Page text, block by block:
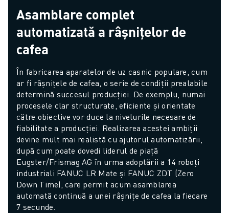
Asamblare complet
automatizată a râșnițelor de
cafea
În fabricarea aparatelor de uz casnic populare, cum
ar fi râșnițele de cafea, o serie de condiții prealabile
determină succesul producției. De exemplu, numai
procesele clar structurate, eficiente și orientate
către obiective vor duce la nivelurile necesare de
fiabilitate a producției. Realizarea acestei ambiții
devine mult mai realistă cu ajutorul automatizării,
după cum poate dovedi liderul de piață
Eugster/Frismag AG în urma adoptării a 14 roboți
industriali FANUC LR Mate și FANUC ZDT (Zero
Down Time), care permit acum asamblarea
automată continuă a unei râșnițe de cafea la fiecare
7 secunde.